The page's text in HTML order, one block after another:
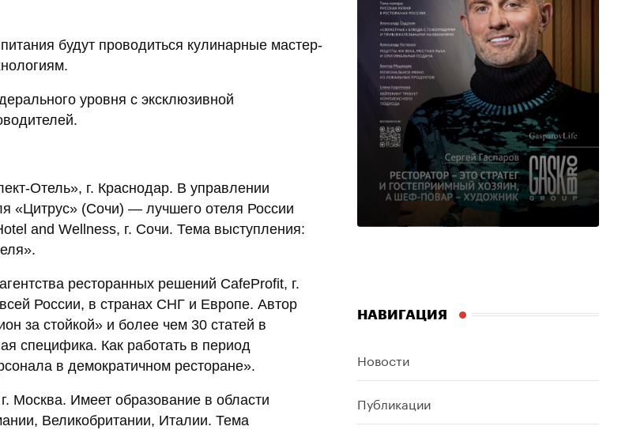
будут проводиться кулинарные мастер-
уровня с эксклюзивной
Отель», г. Краснодар. В управлении
«Цитрус» (Сочи) — лучшего отеля России
and Wellness, г. Сочи. Тема выступления:
ресторанных решений CafeProfit, г.
России, в странах СНГ и Европе. Автор
за стойкой» и более чем 30 статей в
специфика. Как работать в период
в демократичном ресторане».
Москва. Имеет образование в области
Великобритании, Италии. Тема
НАВИГАЦИЯ
Новости
Публикации